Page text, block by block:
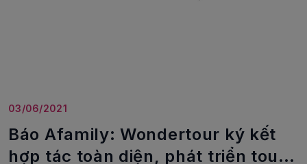
03/06/2021
Báo Afamily: Wondertour ký kết
hợp tác toàn diện, phát triển tour